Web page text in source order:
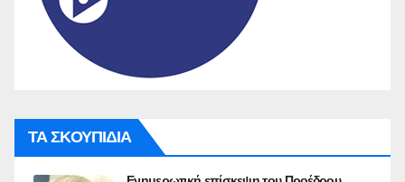
ΤΑ ΣΚΟΥΠΙΔΙΑ